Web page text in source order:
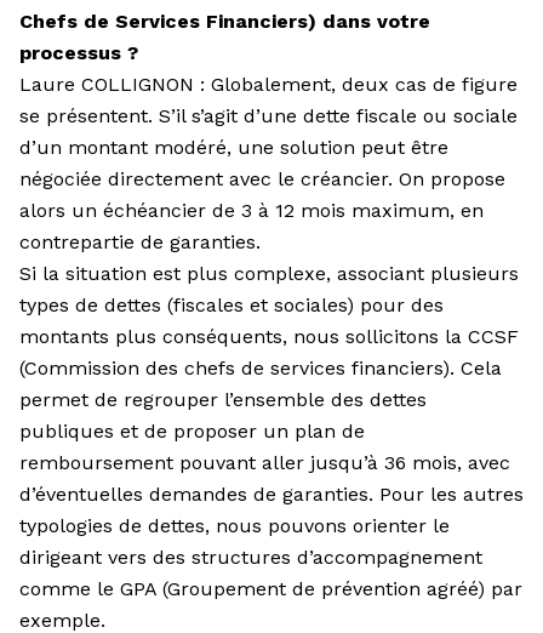
Chefs de Services Financiers) dans votre
processus ?
Laure COLLIGNON : Globalement, deux cas de figure
se présentent. S’il s’agit d’une dette fiscale ou sociale
d’un montant modéré, une solution peut être
négociée directement avec le créancier. On propose
alors un échéancier de 3 à 12 mois maximum, en
contrepartie de garanties.
Si la situation est plus complexe, associant plusieurs
types de dettes (fiscales et sociales) pour des
montants plus conséquents, nous sollici­tons la CCSF
(Commission des chefs de services financiers). Cela
permet de regrouper l’ensemble des dettes
publiques et de proposer un plan de
remboursement pouvant aller jusqu’à 36 mois, avec
d’éventuelles demandes de garanties. Pour les autres
typologies de dettes, nous pouvons orienter le
dirigeant vers des structures d’accompagnement
comme le GPA (Groupement de prévention agréé) par
exemple.